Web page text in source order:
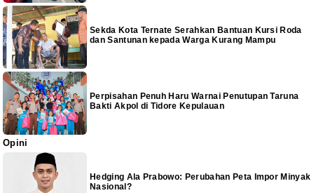
Sekda Kota Ternate Serahkan Bantuan Kursi Roda
dan Santunan kepada Warga Kurang Mampu
Perpisahan Penuh Haru Warnai Penutupan Taruna
Bakti Akpol di Tidore Kepulauan
Opini
Hedging Ala Prabowo: Perubahan Peta Impor Minyak
Nasional?